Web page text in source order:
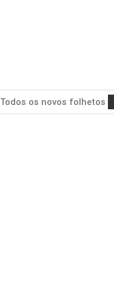
Todos os novos folhetos